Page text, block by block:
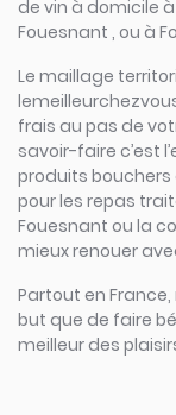
de vin à domicile
Fouesnant , ou à
Le maillage
frais au pas de
savoir-faire c’est
produits bouchers
pour les repas
Fouesnant ou la
mieux renouer
Partout en France,
but que de faire
meilleur des